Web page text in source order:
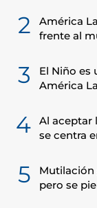
2
América
frente al
3
El Niño es
América
4
Al aceptar
se centra
5
Mutilación
pero se